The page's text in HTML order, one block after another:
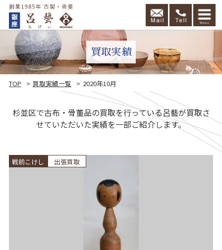
買取実績
TOP 買取実績一覧 2020年10月
杉並区で古布・骨董品の買取を行っている呂藝が買取さ
せていただいた実績を一部ご紹介します。
戦前こけし 出張買取